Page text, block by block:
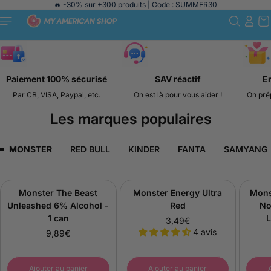
contenu
🔥 -30% sur +300 produits | Code : SUMMER30
🩵 🧡
Paiement 100% sécurisé
Par CB, VISA, Paypal, etc.
SAV réactif
On est là pour vous aider ! On
Les marques populaires
MONSTER RED BULL KINDER FANTA SAMYANG
NOUVEAUTÉ
Monster The Beast
Unleashed 6% Alcohol -
1 can
P
9,89€
Ajouter au panier
Monster Energy Ultra
Red
P
r
x
3,49€
4 avis
Ajouter au panier